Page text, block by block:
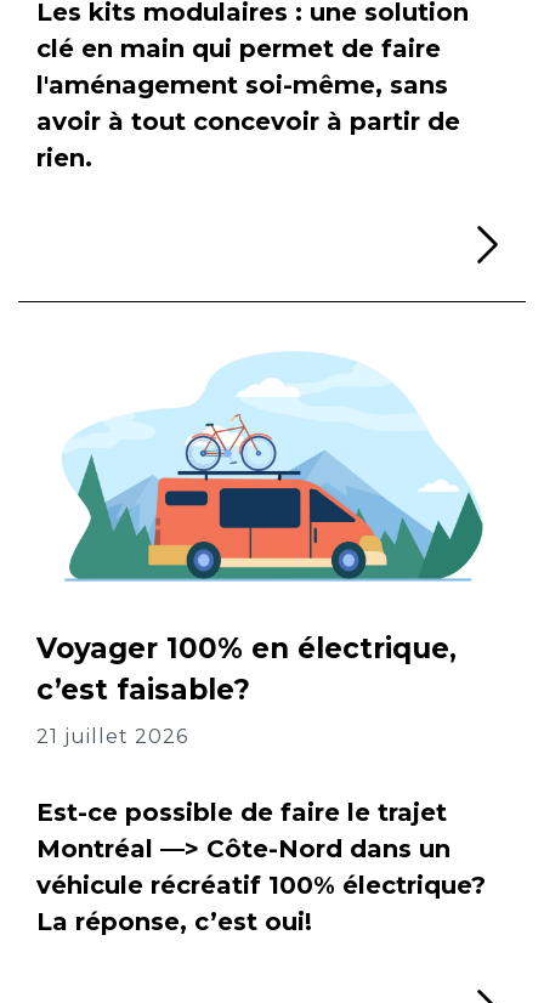
Les kits modulaires : une solution
clé en main qui permet de faire
l'aménagement soi-même, sans
avoir à tout concevoir à partir de
rien.
Voyager 100% en électrique,
c’est faisable?
21 juillet 2026
Est-ce possible de faire le trajet
Montréal —> Côte-Nord dans un
véhicule récréatif 100% électrique?
La réponse, c’est oui!